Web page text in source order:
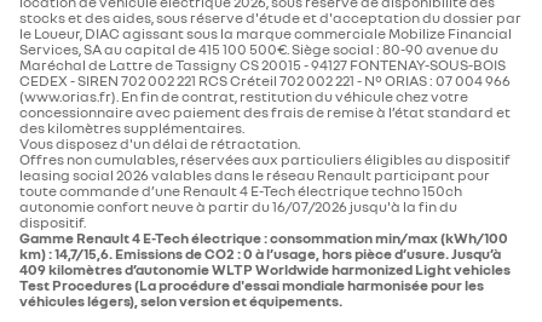
stocks et des aides, sous réserve d'étude et d'acceptation du dossier par
le Loueur, DIAC agissant sous la marque commerciale Mobilize Financial
Services, SA au capital de 415 100 500€. Siège social : 80-90 avenue du
Maréchal de Lattre de Tassigny CS 20015 - 94127 FONTENAY-SOUS-BOIS
CEDEX - SIREN 702 002 221 RCS Créteil 702 002 221 - N° ORIAS : 07 004 966
(www.orias.fr). En fin de contrat, restitution du véhicule chez votre
concessionnaire avec paiement des frais de remise à l’état standard et
des kilomètres supplémentaires.
Vous disposez d'un délai de rétractation.
Offres non cumulables, réservées aux particuliers éligibles au dispositif
leasing social 2026 valables dans le réseau Renault participant pour
toute commande d’une Renault 4 E-Tech électrique techno 150ch
autonomie confort​ neuve à partir du 16/07/2026 jusqu'à la fin du
dispositif.
Gamme Renault 4 E-Tech électrique : consommation min/max (kWh/100
km) : 14,7/15,6. Emissions de CO2 : 0 à l’usage, hors pièce d’usure. Jusqu’à
409 kilomètres d’autonomie WLTP Worldwide harmonized Light vehicles
Test Procedures (La procédure d'essai mondiale harmonisée pour les
véhicules légers), selon version et équipements.